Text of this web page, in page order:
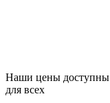
Наши цены доступны
для всех